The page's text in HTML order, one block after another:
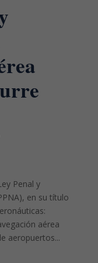
Penal y
en su título
aérea
aeropuertos...